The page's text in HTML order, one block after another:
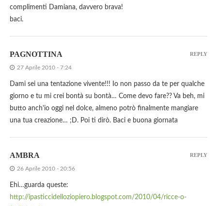
complimenti Damiana, davvero brava!
baci.
PAGNOTTINA
27 Aprile 2010 - 7:24
Dami sei una tentazione vivente!!! Io non passo da te per qualche
giorno e tu mi crei bontà su bontà… Come devo fare?? Va beh, mi
butto anch'io oggi nel dolce, almeno potrò finalmente mangiare
una tua creazione… ;D. Poi ti dirò. Baci e buona giornata
REPLY
AMBRA
26 Aprile 2010 - 20:56
Ehi…guarda queste:
http://ipasticcidelloziopiero.blogspot.com/2010/04/ricce-o-
REPLY